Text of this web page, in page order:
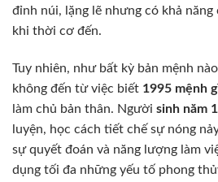
đỉnh núi, lặng lẽ nhưng có khả năng
khi thời cơ đến.
Tuy nhiên, như bất kỳ bản mệnh
không đến từ việc biết 1995 mệnh
làm chủ bản thân. Người sinh năm
luyện, học cách tiết chế sự nóng
sự quyết đoán và năng lượng làm
dụng tối đa những yếu tố phong